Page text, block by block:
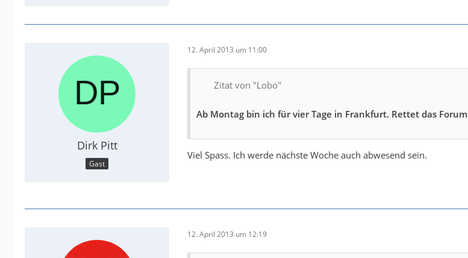
Dirk Pitt
Gast
12. April 2013 um 11:00
Zitat von "Lobo"
Ab Montag bin ich für vier Tage in Frankfurt. Rettet das Forum
Viel Spass. Ich werde nächste Woche auch abwesend sein.
12. April 2013 um 12:19